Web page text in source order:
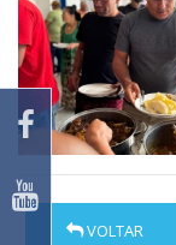
VOLTAR